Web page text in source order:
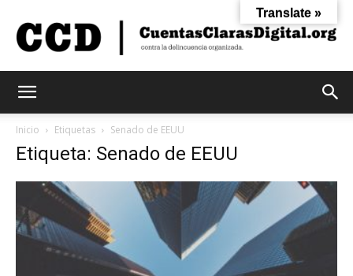
Digital
Inicio Etiquetas Senado de EEUU
Etiqueta: Senado de EEUU
Translate »